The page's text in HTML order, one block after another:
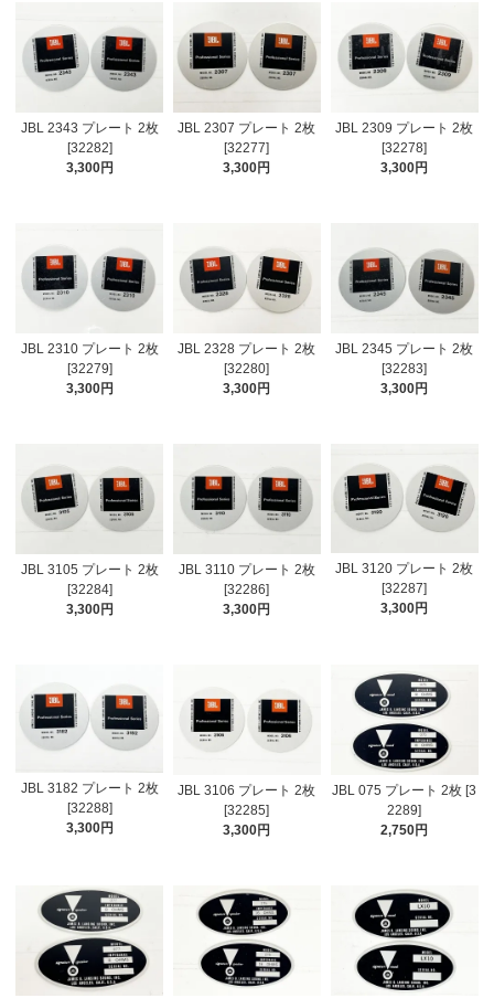
JBL 2343 プレート 2枚
[32282]
3,300円
JBL 2307 プレート 2枚
[32277]
3,300円
JBL 2309 プレート 2枚
[32278]
3,300円
JBL 2310 プレート 2枚
[32279]
3,300円
JBL 2328 プレート 2枚
[32280]
3,300円
JBL 2345 プレート 2枚
[32283]
3,300円
JBL 3105 プレート 2枚
[32284]
3,300円
JBL 3110 プレート 2枚
[32286]
3,300円
JBL 3120 プレート 2枚
[32287]
3,300円
JBL 3182 プレート 2枚
[32288]
3,300円
JBL 3106 プレート 2枚
[32285]
3,300円
JBL 075 プレート 2枚 [3
2289]
2,750円